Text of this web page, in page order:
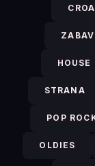
HOUSE
STRANA
POP
OLDIES